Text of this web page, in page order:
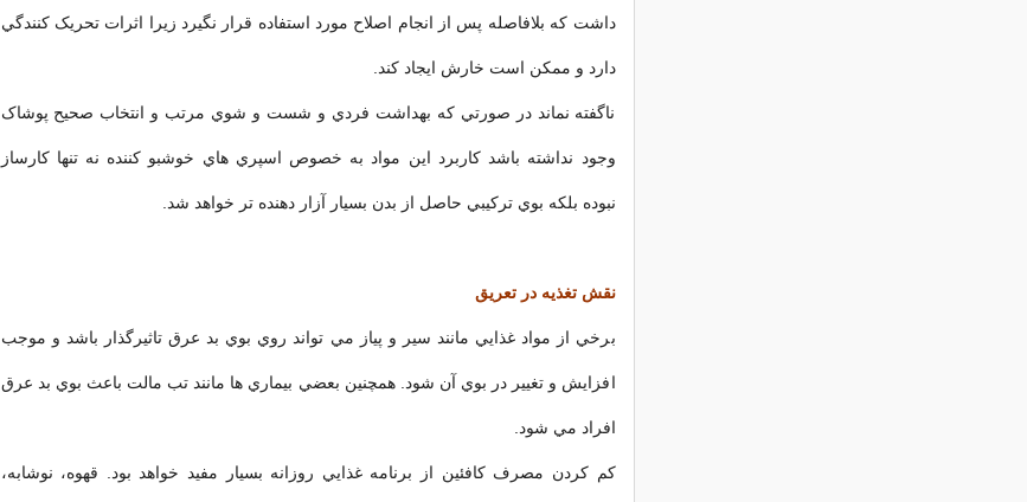
داشت که بلافاصله پس از انجام اصلاح مورد استفاده قرار نگيرد زيرا اثرات تحريک کنندگي
دارد و ممکن است خارش ايجاد کند.
ناگفته نماند در صورتي که بهداشت فردي و شست و شوي مرتب و انتخاب صحيح پوشاک
وجود نداشته باشد کاربرد اين مواد به خصوص اسپري هاي خوشبو کننده نه تنها کارساز
نبوده بلکه بوي ترکيبي حاصل از بدن بسيار آزار دهنده تر خواهد شد.
نقش تغذيه در تعريق
برخي از مواد غذايي مانند سير و پياز مي تواند روي بوي بد عرق تاثيرگذار باشد و موجب
افزايش و تغيير در بوي آن شود. همچنين بعضي بيماري ها مانند تب مالت باعث بوي بد عرق
افراد مي شود.
کم کردن مصرف کافئين از برنامه غذايي روزانه بسيار مفيد خواهد بود. قهوه، نوشابه،